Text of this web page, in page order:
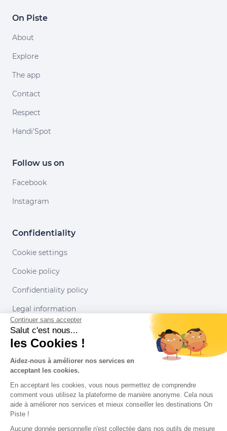
On Piste
About
Explore
The app
Contact
Respect
Handi'Spot
Follow us on
Facebook
Instagram
Confidentiality
Cookie settings
Cookie policy
Confidentiality policy
Legal information
Conditions of use
Our partners
Continuer sans accepter
Salut c'est nous...
les Cookies !
Aidez-nous à améliorer nos services en
acceptant les cookies.
En acceptant les cookies, vous nous permettez de comprendre
comment vous utilisez la plateforme de manière anonyme. Cela nous
aide à améliorer nos services et mieux conseiller les destinations On
Piste !
Aucune donnée personnelle n'est collectée dans nos outils de mesure